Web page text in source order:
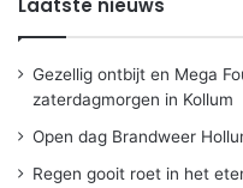
Laatste nieuws
Gezellig ontbijt en Mega
zaterdagmorgen in Kollum
Open dag Brandweer
Regen gooit roet in het